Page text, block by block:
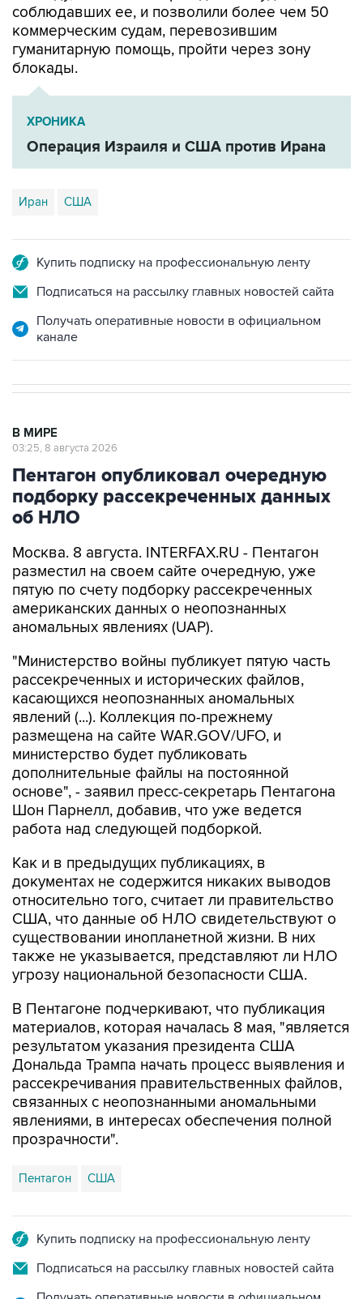
соблюдавших ее, и позволили более чем 50
коммерческим судам, перевозившим
гуманитарную помощь, пройти через зону
блокады.
ХРОНИКА
Операция Израиля и США против Ирана
Иран США
Купить подписку на профессиональную ленту
Подписаться на рассылку главных новостей сайта
Получать оперативные новости в официальном
канале
В МИРЕ
03:25, 8 августа 2026
Пентагон опубликовал очередную
подборку рассекреченных данных
об НЛО
Москва. 8 августа. INTERFAX.RU - Пентагон
разместил на своем сайте очередную, уже
пятую по счету подборку рассекреченных
американских данных о неопознанных
аномальных явлениях (UAP).
"Министерство войны публикует пятую часть
рассекреченных и исторических файлов,
касающихся неопознанных аномальных
явлений (...). Коллекция по-прежнему
размещена на сайте WAR.GOV/UFO, и
министерство будет публиковать
дополнительные файлы на постоянной
основе", - заявил пресс-секретарь Пентагона
Шон Парнелл, добавив, что уже ведется
работа над следующей подборкой.
Как и в предыдущих публикациях, в
документах не содержится никаких выводов
относительно того, считает ли правительство
США, что данные об НЛО свидетельствуют о
существовании инопланетной жизни. В них
также не указывается, представляют ли НЛО
угрозу национальной безопасности США.
В Пентагоне подчеркивают, что публикация
материалов, которая началась 8 мая, "является
результатом указания президента США
Дональда Трампа начать процесс выявления и
рассекречивания правительственных файлов,
связанных с неопознанными аномальными
явлениями, в интересах обеспечения полной
прозрачности".
Пентагон США
Купить подписку на профессиональную ленту
Подписаться на рассылку главных новостей сайта